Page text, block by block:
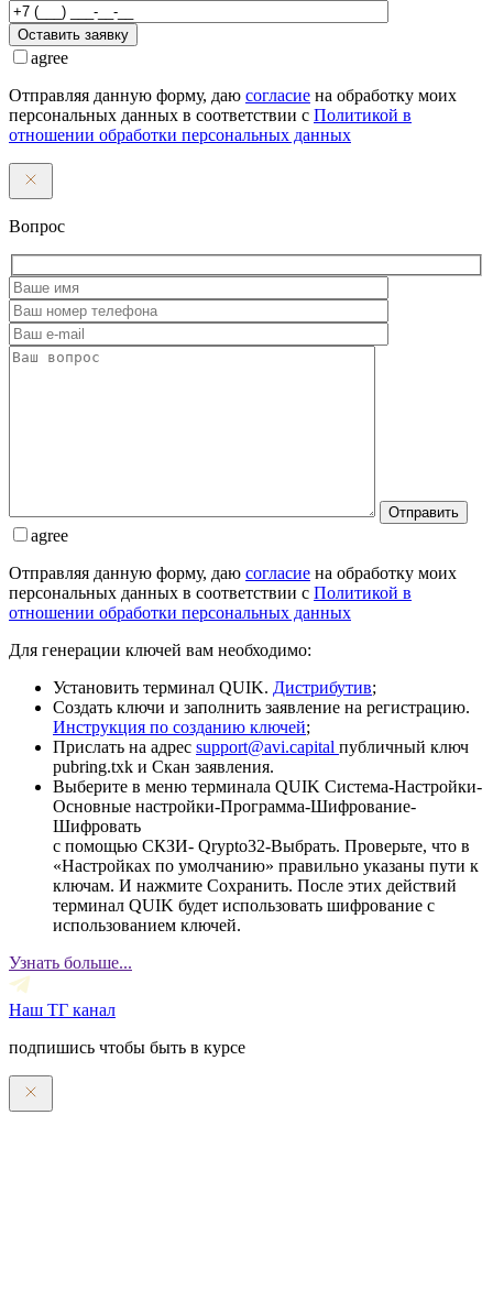
Оставить заявку
agree
Отправляя данную форму, даю согласие на обработку моих
персональных данных в соответствии с Политикой в
отношении обработки персональных данных
Вопрос
Отправить
agree
Отправляя данную форму, даю согласие на обработку моих
персональных данных в соответствии с Политикой в
отношении обработки персональных данных
Для генерации ключей вам необходимо:
Установить терминал QUIK. Дистрибутив;
Создать ключи и заполнить заявление на регистрацию.
Инструкция по созданию ключей;
Прислать на адрес support@avi.capital публичный ключ
pubring.txk и Скан заявления.
Выберите в меню терминала QUIK Система-Настройки-
Основные настройки-Программа-Шифрование-
Шифровать
с помощью СКЗИ- Qrypto32-Выбрать. Проверьте, что в
«Настройках по умолчанию» правильно указаны пути к
ключам. И нажмите Сохранить. После этих действий
терминал QUIK будет использовать шифрование с
использованием ключей.
Узнать больше...
Наш ТГ канал
подпишись чтобы быть в курсе